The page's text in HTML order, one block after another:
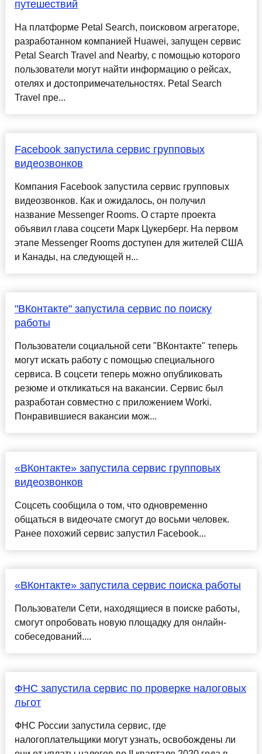
путешествий
На платформе Petal Search, поисковом агрегаторе,
разработанном компанией Huawei, запущен сервис
Petal Search Travel and Nearby, с помощью которого
пользователи могут найти информацию о рейсах,
отелях и достопримечательностях. Petal Search
Travel пре...
Facebook запустила сервис групповых
видеозвонков
Компания Facebook запустила сервис групповых
видеозвонков. Как и ожидалось, он получил
название Messenger Rooms. О старте проекта
объявил глава соцсети Марк Цукерберг. На первом
этапе Messenger Rooms доступен для жителей США
и Канады, на следующей н...
"ВКонтакте" запустила сервис по поиску
работы
Пользователи социальной сети "ВКонтакте" теперь
могут искать работу с помощью специального
сервиса. В соцсети теперь можно опубликовать
резюме и откликаться на вакансии. Сервис был
разработан совместно с приложением Worki.
Понравившиеся вакансии мож...
«ВКонтакте» запустила сервис групповых
видеозвонков
Соцсеть сообщила о том, что одновременно
общаться в видеочате смогут до восьми человек.
Ранее похожий сервис запустил Facebook...
«ВКонтакте» запустила сервис поиска работы
Пользователи Сети, находящиеся в поиске работы,
смогут опробовать новую площадку для онлайн-
собеседований....
ФНС запустила сервис по проверке налоговых
льгот
ФНС России запустила сервис, где
налогоплательщики могут узнать, освобождены ли